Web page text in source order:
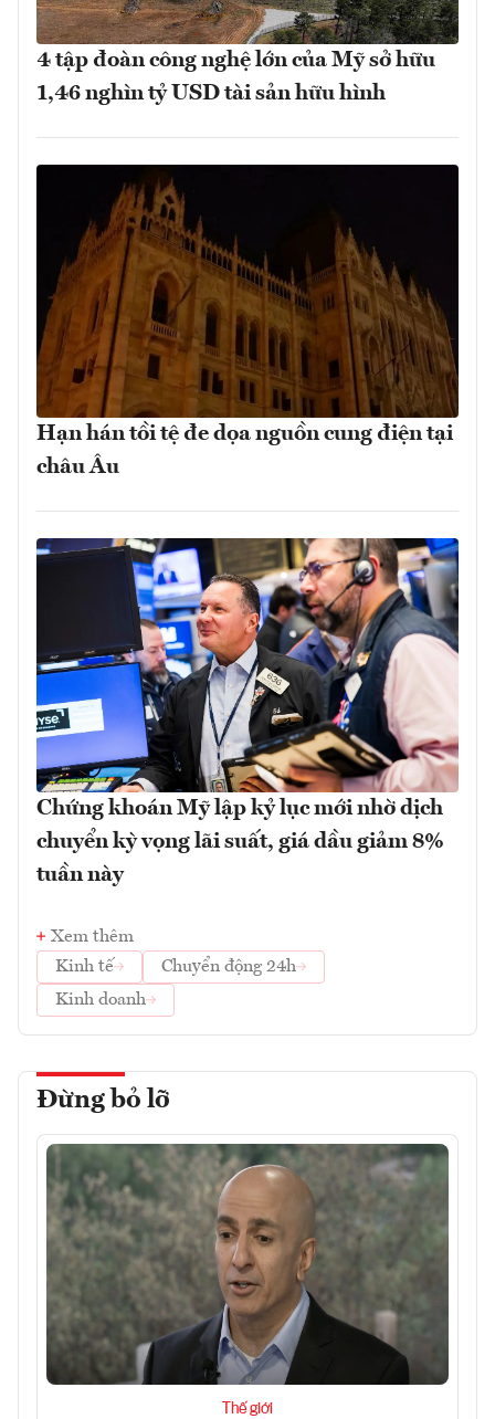
4 tập đoàn công nghệ lớn của Mỹ sở hữu
1,46 nghìn tỷ USD tài sản hữu hình
Hạn hán tồi tệ đe dọa nguồn cung điện tại
châu Âu
Chứng khoán Mỹ lập kỷ lục mới nhờ dịch
chuyển kỳ vọng lãi suất, giá dầu giảm 8%
tuần này
Xem thêm
Kinh tế
Chuyển động 24h
Kinh doanh
Đừng bỏ lỡ
Thế giới